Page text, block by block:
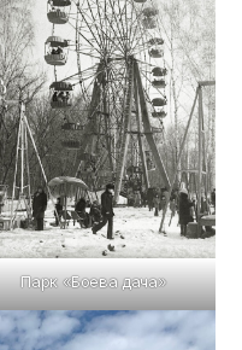
Парк «Боева дача»